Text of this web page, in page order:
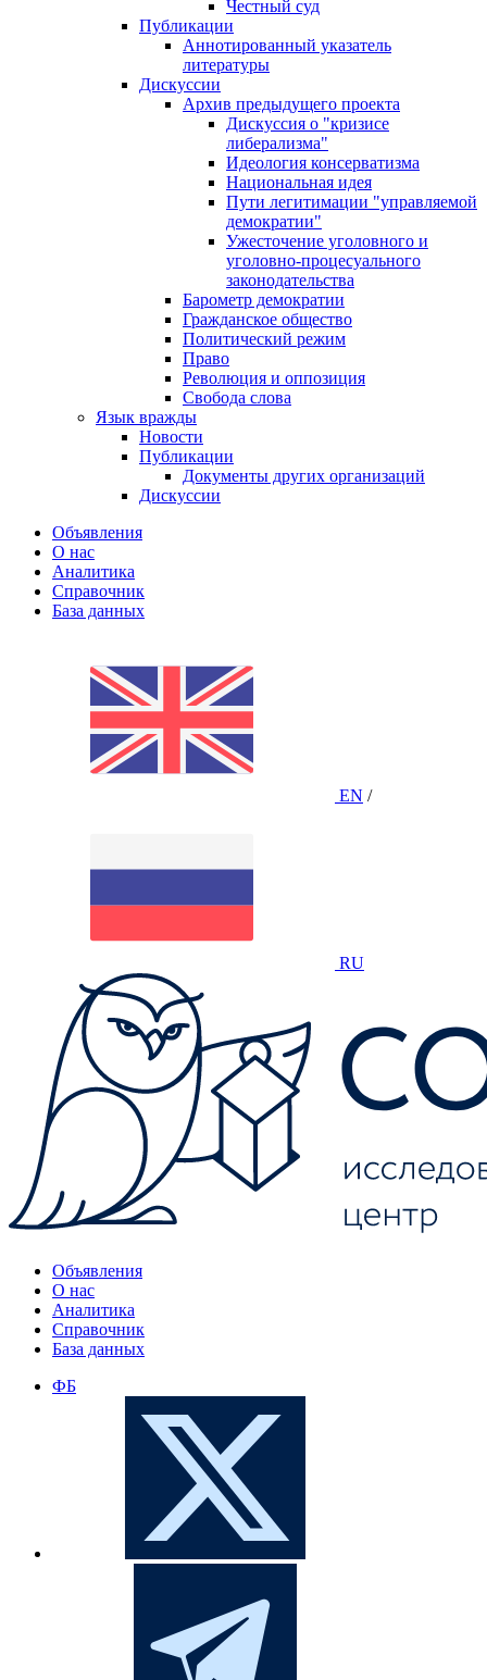
Честный суд
Публикации
Аннотированный указатель
литературы
Дискуссии
Архив предыдущего проекта
Дискуссия о "кризисе
либерализма"
Идеология консерватизма
Национальная идея
Пути легитимации "управляемой
демократии"
Ужесточение уголовного и
уголовно-процесуального
законодательства
Барометр демократии
Гражданское общество
Политический режим
Право
Революция и оппозиция
Свобода слова
Язык вражды
Новости
Публикации
Документы других организаций
Дискуссии
Объявления
О нас
Аналитика
Справочник
База данных
EN /
RU
Объявления
О нас
Аналитика
Справочник
База данных
ФБ